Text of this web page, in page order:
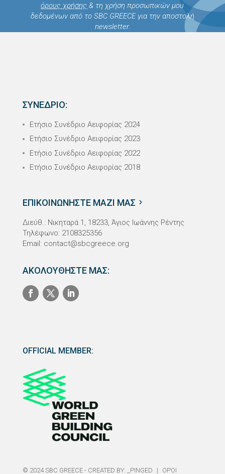
όρους χρήσης & τη χρήση προσωπικών μου
δεδομένων από το SBC GREECE για την αποστολή
newsletter.
ΣΥΝΕΔΡΙΟ:
Ετήσιο Συνέδριο Αειφορίας 2024
Ετήσιο Συνέδριο Αειφορίας 2023
Ετήσιο Συνέδριο Αειφορίας 2022
Ετήσιο Συνέδριο Αειφορίας 2018
ΕΠΙΚΟΙΝΩΝΗΣΤΕ ΜΑΖΙ ΜΑΣ
Διεύθ.: Νικηταρά 1, 18233, Άγιος Ιωάννης Ρέντης
Τηλέφωνο: 2108325356
Email: contact@sbcgreece.org
ΑΚΟΛΟΥΘΗΣΤΕ ΜΑΣ:
OFFICIAL MEMBER:
© 2024 SBC GREECE - CREATED BY: _PINGED | ΟΡΟΙ